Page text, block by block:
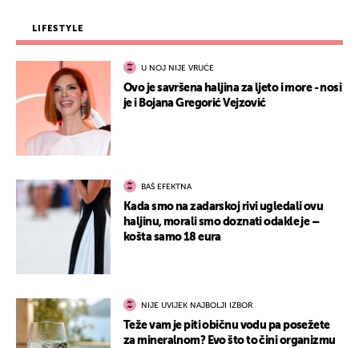
LIFESTYLE
U NOJ NIJE VRUĆE
Ovo je savršena haljina za ljeto i more - nosi
je i Bojana Gregorić Vejzović
BAŠ EFEKTNA
Kada smo na zadarskoj rivi ugledali ovu
haljinu, morali smo doznati odakle je –
košta samo 18 eura
NIJE UVIJEK NAJBOLJI IZBOR
Teže vam je piti običnu vodu pa posežete
za mineralnom? Evo što to čini organizmu